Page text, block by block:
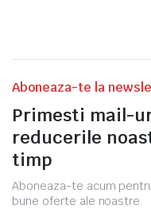
Aboneaza-te la
Primesti mail-
reducerile
timp
Aboneaza-te acum
bune oferte ale noastre.